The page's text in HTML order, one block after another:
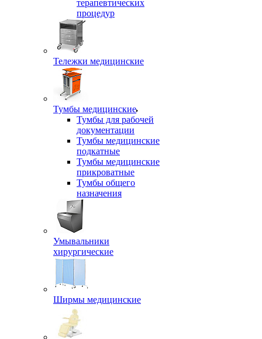
терапевтических
процедур
Тележки медицинские
Тумбы медицинские
Тумбы для рабочей
документации
Тумбы медицинские
подкатные
Тумбы медицинские
прикроватные
Тумбы общего
назначения
Умывальники
хирургические
Ширмы медицинские